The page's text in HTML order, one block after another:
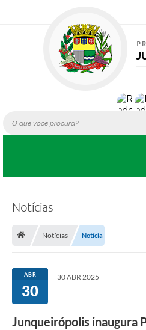
Notícias
Notícias Notícia
ABR
30
30 ABR 2025
Junqueirópolis inaugura